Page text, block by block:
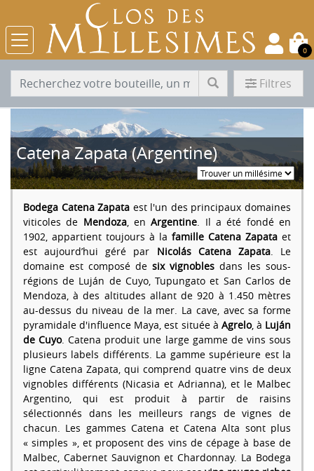
0
Filtres
Catena Zapata (Argentine)
Bodega Catena Zapata est l'un des principaux domaines
viticoles de Mendoza, enArgentine. Il a été fondé en
1902, appartient toujours à la famille Catena Zapata et
est aujourd’hui géré par Nicolás Catena Zapata. Le
domaine est composé de six vignobles dans les sous-
régions de Luján de Cuyo, Tupungato et San Carlos de
Mendoza, à des altitudes allant de 920 à 1.450 mètres
au-dessus du niveau de la mer. La cave, avec sa forme
pyramidale d'influence Maya, est située à Agrelo, à Luján
de Cuyo. Catena produit une large gamme de vins sous
plusieurs labels différents. La gamme supérieure est la
ligne Catena Zapata, qui comprend quatre vins de deux
vignobles différents (Nicasia et Adrianna), et le Malbec
Argentino, qui est produit à partir de raisins
sélectionnés dans les meilleurs rangs de vignes de
chacun. Les gammes Catena et Catena Alta sont plus
« simples », et proposent des vins de cépage à base de
Malbec, Cabernet Sauvignon et Chardonnay. La Bodega